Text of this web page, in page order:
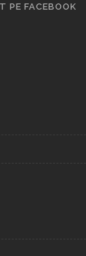
PE FACEBOOK